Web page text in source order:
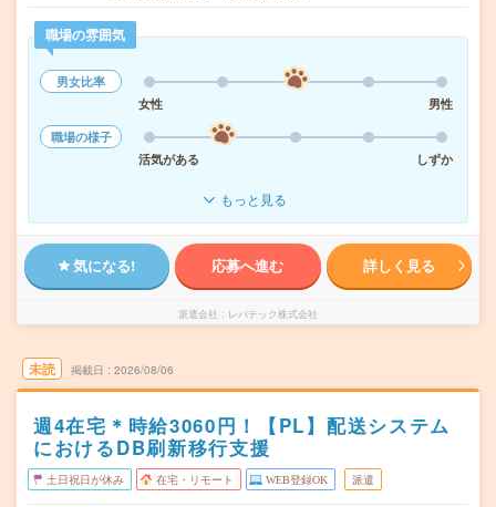
職場の雰囲気
男女比率
女性
男性
職場の様子
活気がある
しずか
もっと見る
気になる! 応募へ進む 詳しく見る
派遣会社 レバテック株式会社
未読 掲載日 2026/08/06
週4在宅＊時給3060円！【PL】配送システム
におけるDB刷新移行支援
土日祝日が休み 在宅・リモート WEB登録OK 派遣